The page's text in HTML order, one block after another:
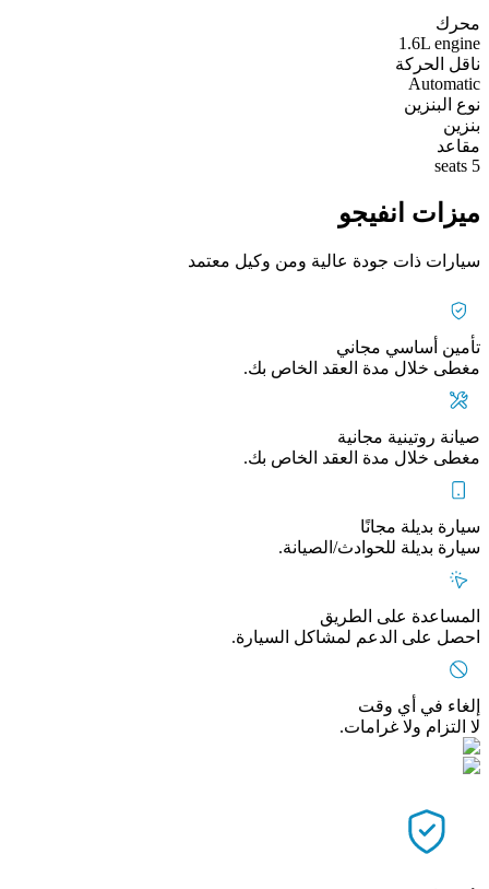
محرك
1.6L engine
ناقل الحركة
Automatic
نوع البنزين
بنزين
مقاعد
5 seats
ميزات انفيجو
سيارات ذات جودة عالية ومن وكيل معتمد
تأمين أساسي مجاني
مغطى خلال مدة العقد الخاص بك.
صيانة روتينية مجانية
مغطى خلال مدة العقد الخاص بك.
سيارة بديلة مجانًا
سيارة بديلة للحوادث/الصيانة.
المساعدة على الطريق
احصل على الدعم لمشاكل السيارة.
إلغاء في أي وقت
لا التزام ولا غرامات.